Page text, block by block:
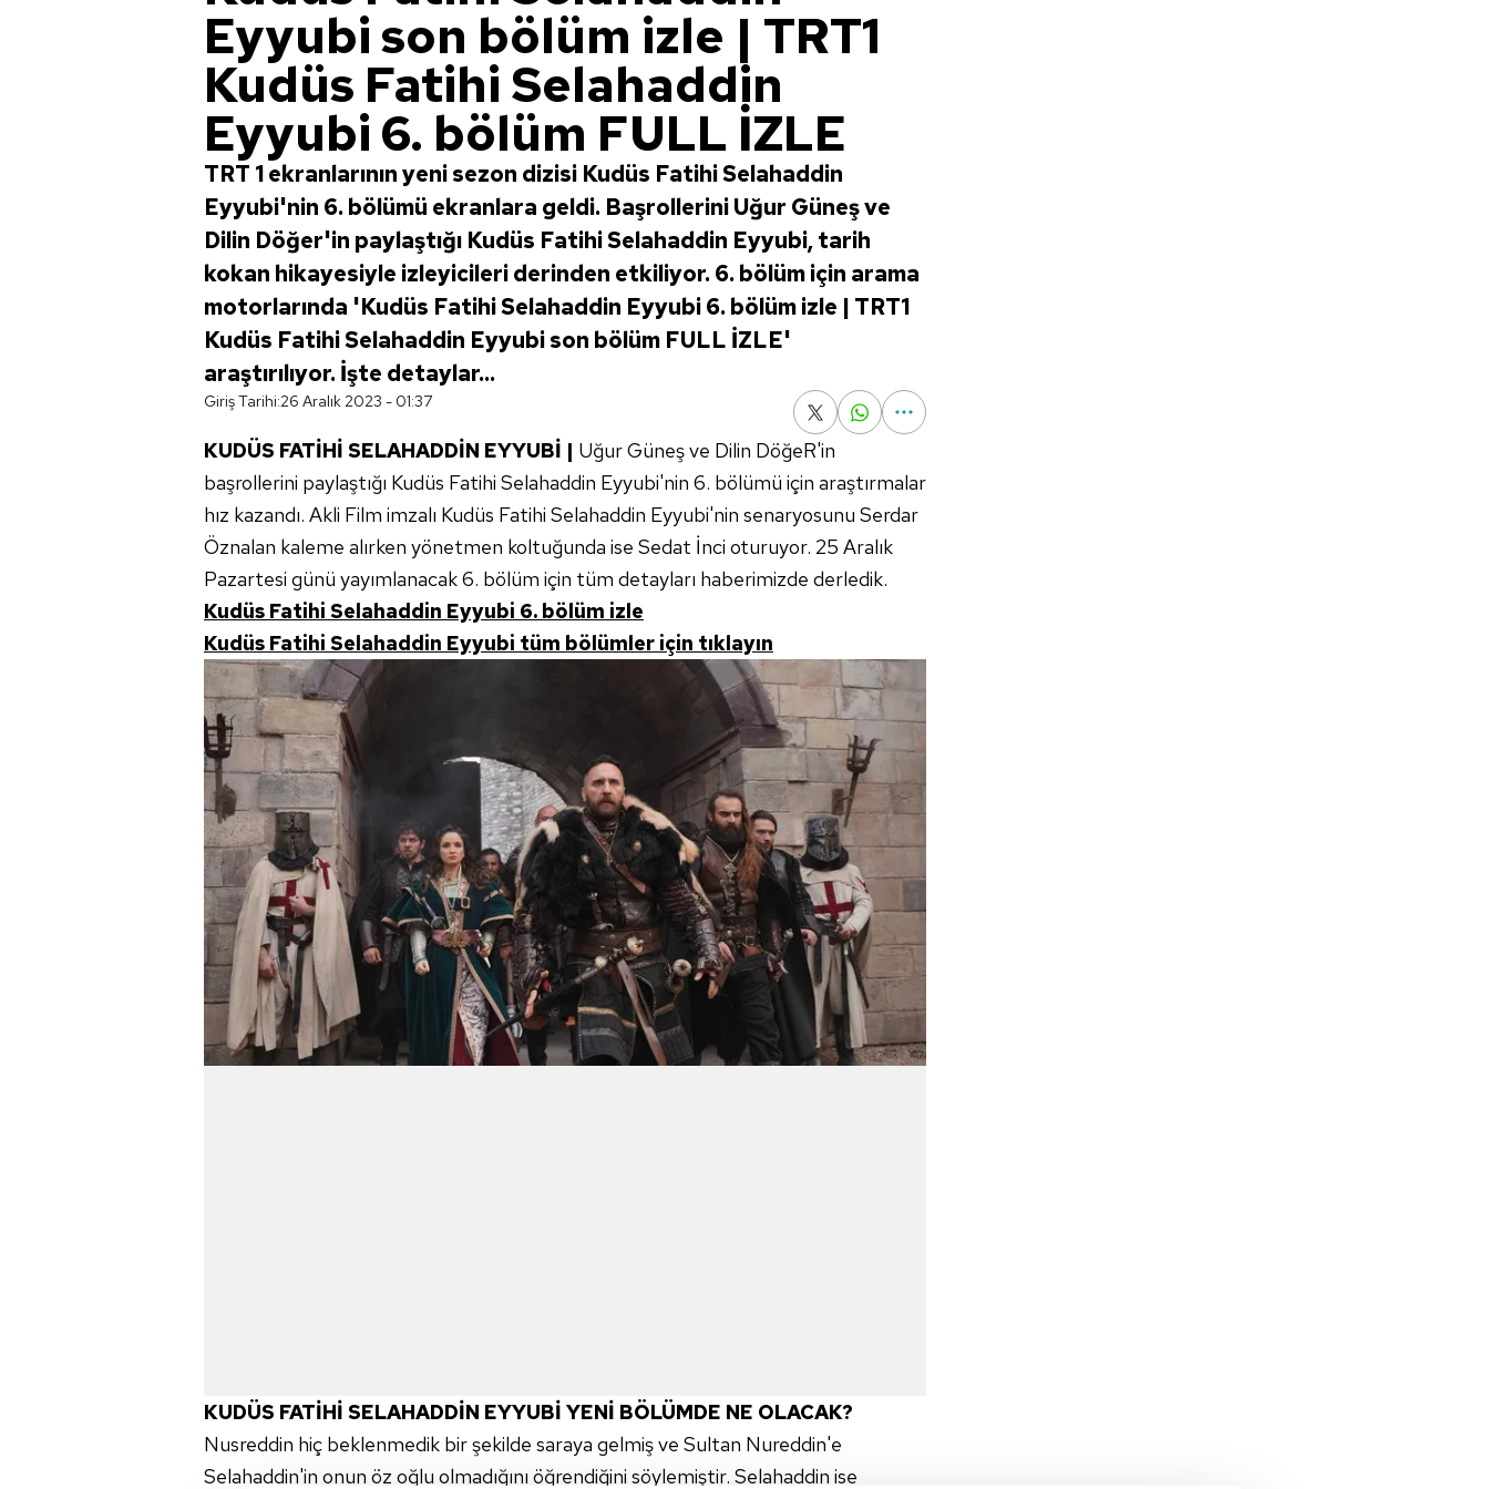
Eyyubi son bölüm izle | TRT1
Kudüs Fatihi Selahaddin
Eyyubi 6. bölüm FULL İZLE
TRT 1 ekranlarının yeni sezon dizisi Kudüs Fatihi Selahaddin
Eyyubi'nin 6. bölümü ekranlara geldi. Başrollerini Uğur Güneş ve
Dilin Döğer'in paylaştığı Kudüs Fatihi Selahaddin Eyyubi, tarih
kokan hikayesiyle izleyicileri derinden etkiliyor. 6. bölüm için arama
motorlarında 'Kudüs Fatihi Selahaddin Eyyubi 6. bölüm izle | TRT1
Kudüs Fatihi Selahaddin Eyyubi son bölüm FULL İZLE'
araştırılıyor. İşte detaylar...
Giriş Tarihi:26 Aralık 2023 - 01:37
KUDÜS FATİHİ SELAHADDİN EYYUBİ | Uğur Güneş ve Dilin DöğeR'in
başrollerini paylaştığı Kudüs Fatihi Selahaddin Eyyubi'nin 6. bölümü için araştırmalar
hız kazandı. Akli Film imzalı Kudüs Fatihi Selahaddin Eyyubi'nin senaryosunu Serdar
Öznalan kaleme alırken yönetmen koltuğunda ise Sedat İnci oturuyor. 25 Aralık
Pazartesi günü yayımlanacak 6. bölüm için tüm detayları haberimizde derledik.
Kudüs Fatihi Selahaddin Eyyubi 6. bölüm izle
Kudüs Fatihi Selahaddin Eyyubi tüm bölümler için tıklayın
KUDÜS FATİHİ SELAHADDİN EYYUBİ YENİ BÖLÜMDE NE OLACAK?
Nusreddin hiç beklenmedik bir şekilde saraya gelmiş ve Sultan Nureddin'e
Selahaddin'in onun öz oğlu olmadığını öğrendiğini söylemiştir. Selahaddin ise